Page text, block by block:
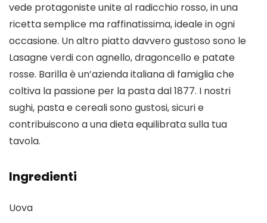
vede protagoniste unite al radicchio rosso, in una
ricetta semplice ma raffinatissima, ideale in ogni
occasione. Un altro piatto davvero gustoso sono le
Lasagne verdi con agnello, dragoncello e patate
rosse. Barilla è un’azienda italiana di famiglia che
coltiva la passione per la pasta dal 1877. I nostri
sughi, pasta e cereali sono gustosi, sicuri e
contribuiscono a una dieta equilibrata sulla tua
tavola.
Ingredienti
Uova